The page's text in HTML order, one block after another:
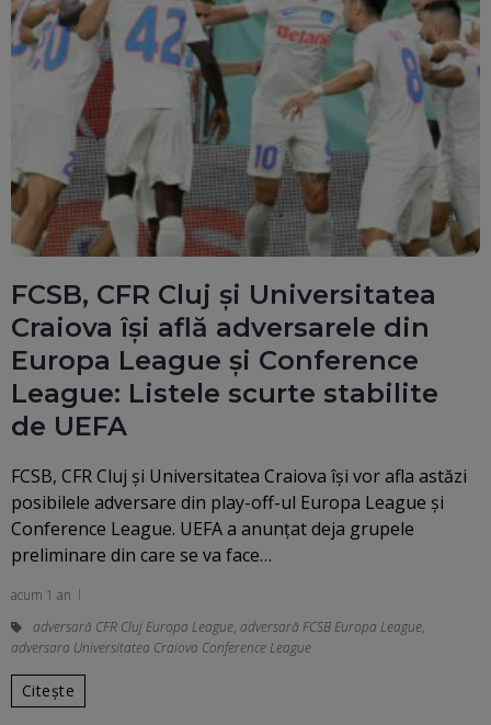
FCSB, CFR Cluj și Universitatea
Craiova își află adversarele din
Europa League și Conference
League: Listele scurte stabilite
de UEFA
FCSB, CFR Cluj și Universitatea Craiova își vor afla astăzi
posibilele adversare din play-off-ul Europa League și
Conference League. UEFA a anunțat deja grupele
preliminare din care se va face…
acum 1 an
adversară CFR Cluj Europa League, adversară FCSB Europa League,
adversara Universitatea Craiova Conference League
Citește